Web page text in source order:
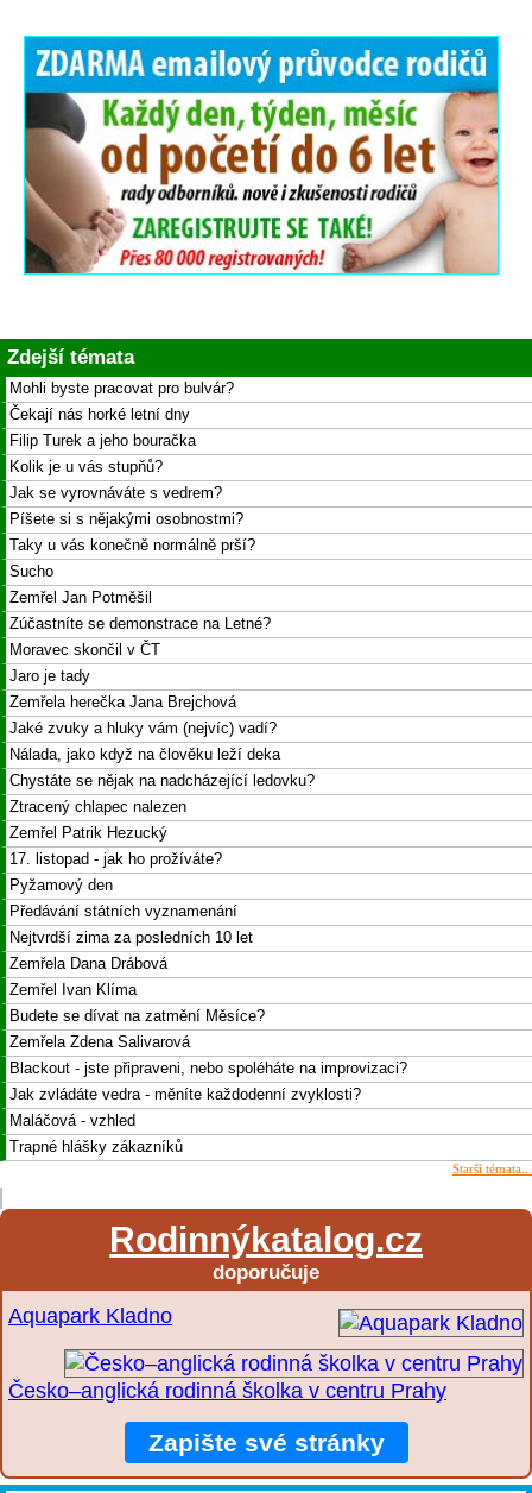
Zdejší témata
Mohli byste pracovat pro bulvár?
Čekají nás horké letní dny
Filip Turek a jeho bouračka
Kolik je u vás stupňů?
Jak se vyrovnáváte s vedrem?
Píšete si s nějakými osobnostmi?
Taky u vás konečně normálně prší?
Sucho
Zemřel Jan Potměšil
Zúčastníte se demonstrace na Letné?
Moravec skončil v ČT
Jaro je tady
Zemřela herečka Jana Brejchová
Jaké zvuky a hluky vám (nejvíc) vadí?
Nálada, jako když na člověku leží deka
Chystáte se nějak na nadcházející ledovku?
Ztracený chlapec nalezen
Zemřel Patrik Hezucký
17. listopad - jak ho prožíváte?
Pyžamový den
Předávání státních vyznamenání
Nejtvrdší zima za posledních 10 let
Zemřela Dana Drábová
Zemřel Ivan Klíma
Budete se dívat na zatmění Měsíce?
Zemřela Zdena Salivarová
Blackout - jste připraveni, nebo spoléháte na improvizaci?
Jak zvládáte vedra - měníte každodenní zvyklosti?
Maláčová - vzhled
Trapné hlášky zákazníků
Starší témata...
Rodinnýkatalog.cz
doporučuje
Aquapark Kladno
Česko–anglická rodinná školka v centru Prahy
Zapište své stránky